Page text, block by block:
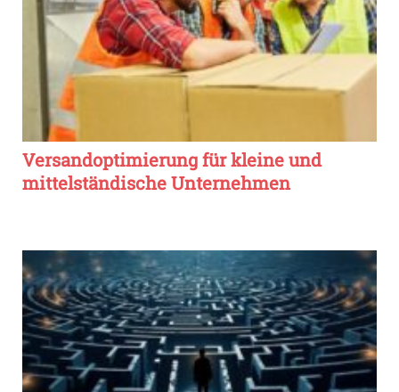
Versandoptimierung für kleine und
mittelständische Unternehmen